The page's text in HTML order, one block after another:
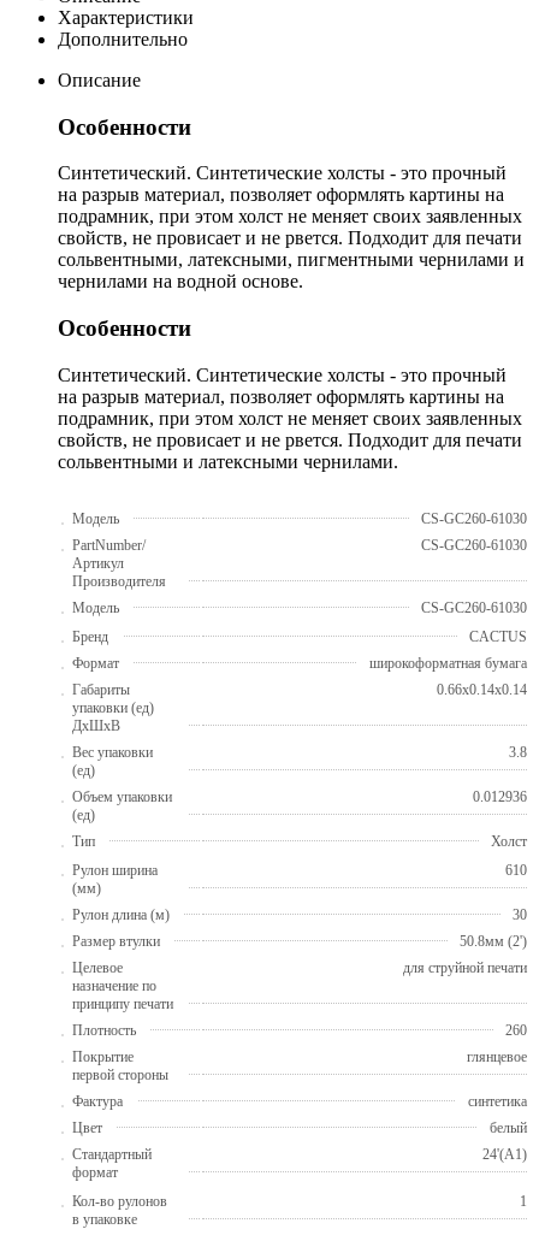
Характеристики
Дополнительно
Описание
Особенности
Синтетический. Синтетические холсты - это прочный
на разрыв материал, позволяет оформлять картины на
подрамник, при этом холст не меняет своих заявленных
свойств, не провисает и не рвется. Подходит для печати
сольвентными, латексными, пигментными чернилами и
чернилами на водной основе.
Особенности
Синтетический. Синтетические холсты - это прочный
на разрыв материал, позволяет оформлять картины на
подрамник, при этом холст не меняет своих заявленных
свойств, не провисает и не рвется. Подходит для печати
сольвентными и латексными чернилами.
Модель
CS-GC260-61030
PartNumber/
Артикул
Производителя
CS-GC260-61030
Модель
CS-GC260-61030
Бренд
CACTUS
Формат
широкоформатная бумага
Габариты
упаковки (ед)
ДхШхВ
0.66x0.14x0.14
Вес упаковки
(ед)
3.8
Объем упаковки
(ед)
0.012936
Тип
Холст
Рулон ширина
(мм)
610
Рулон длина (м)
30
Размер втулки
50.8мм (2')
Целевое
назначение по
принципу печати
для струйной печати
Плотность
260
Покрытие
первой стороны
глянцевое
Фактура
синтетика
Цвет
белый
Стандартный
формат
24'(A1)
Кол-во рулонов
в упаковке
1